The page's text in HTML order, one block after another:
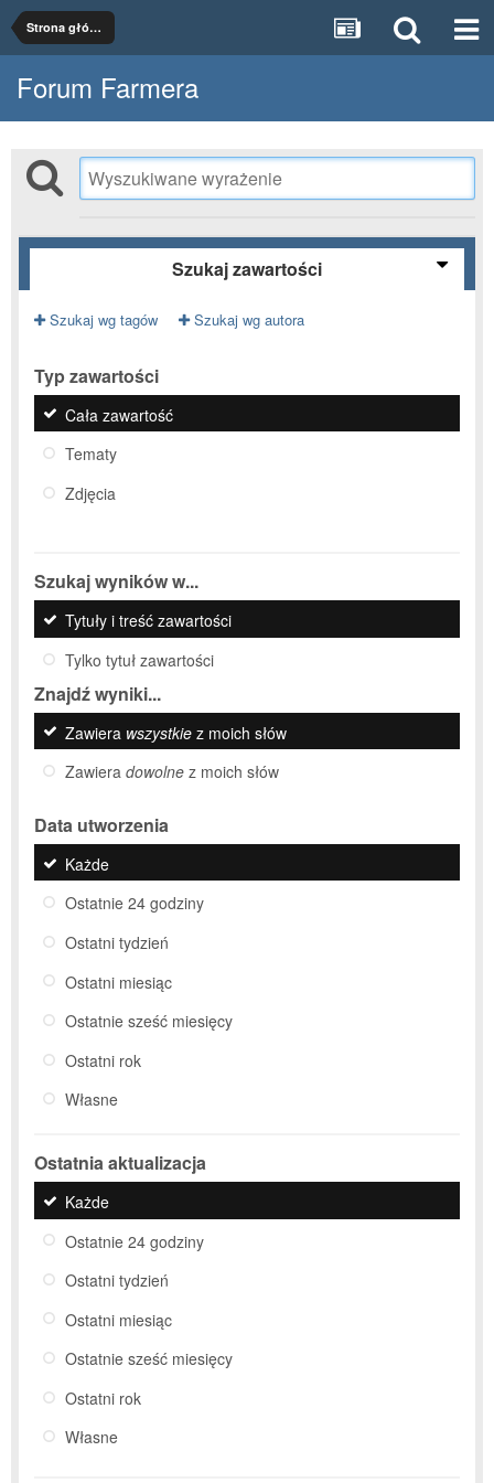
Strona główna
Forum Farmera
Szukaj zawartości
Szukaj wg tagów Szukaj wg autora
Typ zawartości
Cała zawartość
Tematy
Zdjęcia
Szukaj wyników w...
Tytuły i treść zawartości
Tylko tytuł zawartości
Znajdź wyniki...
Zawiera wszystkie z moich słów
Zawiera dowolne z moich słów
Data utworzenia
Każde
Ostatnie 24 godziny
Ostatni tydzień
Ostatni miesiąc
Ostatnie sześć miesięcy
Ostatni rok
Własne
Ostatnia aktualizacja
Każde
Ostatnie 24 godziny
Ostatni tydzień
Ostatni miesiąc
Ostatnie sześć miesięcy
Ostatni rok
Własne